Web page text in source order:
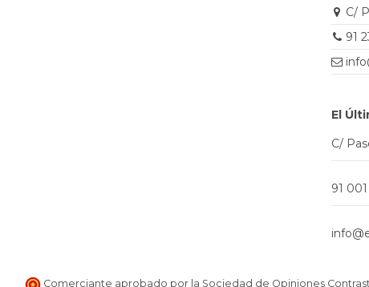
C/
91
El
C/
91
Comerciante aprobado por la Sociedad de Opiniones